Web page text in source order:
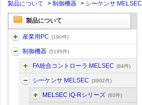
製品について > 制御機器 > シーケンサ MELSEC
製品について
産業用PC (190件)
制御機器 (5195件)
FA統合コントローラ MELSEC (84件)
シーケンサ MELSEC (3902件)
MELSEC iQ-Rシリーズ (60件)